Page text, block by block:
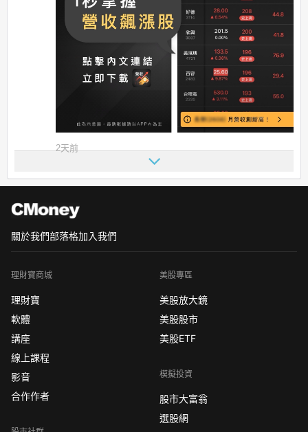
2天前
關於我們部落格加入我們
理財寶商城
理財寶
軟體
講座
線上課程
影音
合作作者
美股專區
美股放大鏡
美股股市
美股ETF
模擬投資
股市大富翁
選股網